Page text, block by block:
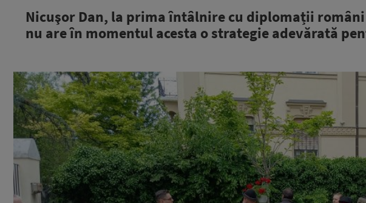
Nicuşor Dan, la prima întâlnire cu diplomații
nu are în momentul acesta o strategie adevărată